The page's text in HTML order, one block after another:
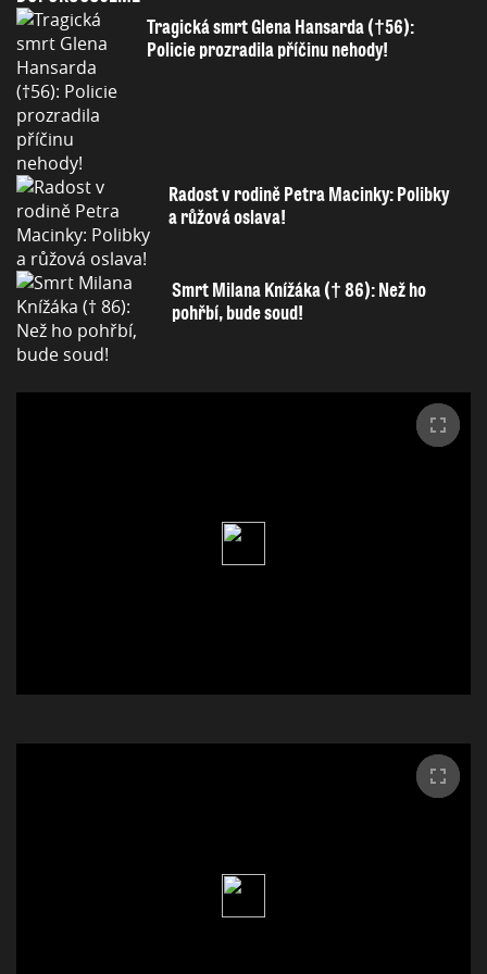
Tragická smrt Glena Hansarda (†56):
Policie prozradila příčinu nehody!
Radost v rodině Petra Macinky: Polibky
a růžová oslava!
Smrt Milana Knížáka († 86): Než ho
pohřbí, bude soud!